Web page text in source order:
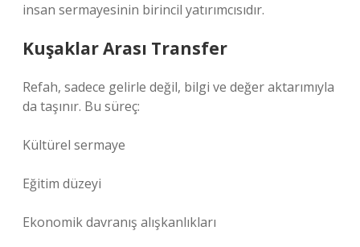
insan sermayesinin birincil yatırımcısıdır.
Kuşaklar Arası Transfer
Refah, sadece gelirle değil, bilgi ve değer aktarımıyla
da taşınır. Bu süreç:
Kültürel sermaye
Eğitim düzeyi
Ekonomik davranış alışkanlıkları